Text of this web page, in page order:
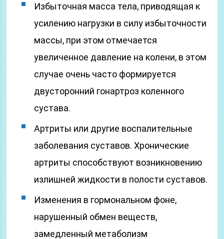
Избыточная масса тела, приводящая к
усилению нагрузки в силу избыточности
массы, при этом отмечается
увеличенное давление на колени, в этом
случае очень часто формируется
двусторонний гонартроз коленного
сустава.
Артриты или другие воспалительные
заболевания суставов. Хронические
артриты способствуют возникновению
излишней жидкости в полости суставов.
Изменения в гормональном фоне,
нарушенный обмен веществ,
замедленный метаболизм